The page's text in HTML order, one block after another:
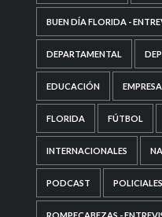
BUEN DÍA FLORIDA -
DEPARTAMENTAL
EDUCACIÓN
FLORIDA FÚTBOL
INTERNACIONALES
PODCAST POLICIALES
ROMPECABEZAS -